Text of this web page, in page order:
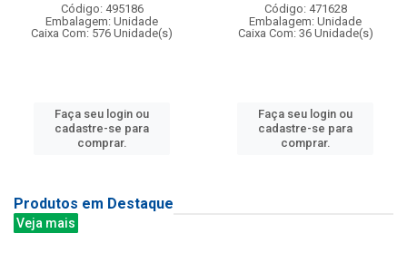
Código: 495186
Embalagem: Unidade
Caixa Com: 576 Unidade(s)
Faça seu login ou
cadastre-se para
comprar.
Código: 471628
Embalagem: Unidade
Caixa Com: 36 Unidade(s)
Faça seu login ou
cadastre-se para
comprar.
Produtos em Destaque
Veja mais